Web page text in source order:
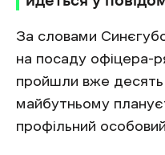
За словами
на посаду офіцера-
пройшли вже десять
майбутньому
профільний